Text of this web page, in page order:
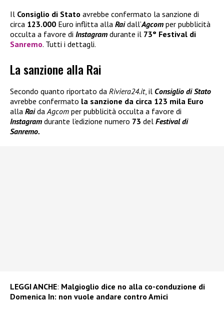
Il Consiglio di Stato avrebbe confermato la sanzione di
circa 123.000 Euro inflitta alla Raidall’Agcom per pubblicità
occulta a favore di Instagram durante il 73° Festival di
Sanremo. Tutti i dettagli.
La sanzione alla Rai
Secondo quanto riportato da Riviera24.it, il Consiglio di Stato
avrebbe confermato la sanzione da circa 123 mila Euro
alla RaidaAgcom per pubblicità occulta a favore di
Instagram durante l’edizione numero 73 del Festival di
Sanremo.
LEGGI ANCHE: Malgioglio dice no alla co-conduzione di
Domenica In: non vuole andare contro Amici